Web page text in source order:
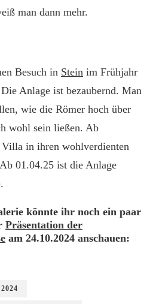
man dann mehr.
Besuch in Stein im Frühjahr
Anlage ist bezaubernd. Man
wie die Römer hoch über
wohl sein ließen. Ab
in ihren wohlverdienten
01.04.25 ist die Anlage
könnte ihr noch ein paar
Präsentation der
am 24.10.2024 anschauen: